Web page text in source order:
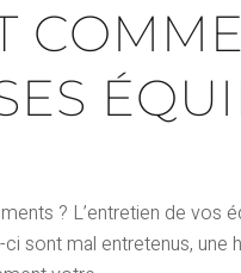
? L’entretien de vos
sont mal entretenus,